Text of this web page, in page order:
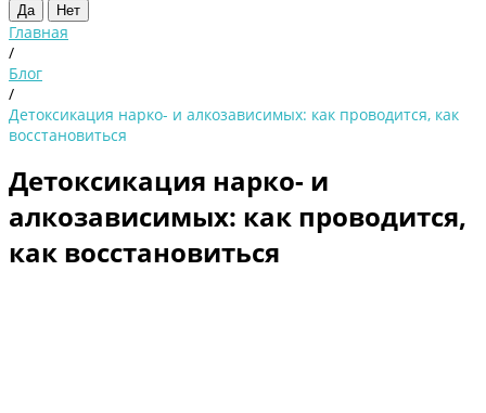
Да Нет
Главная
/
Блог
/
Детоксикация нарко- и алкозависимых: как проводится, как
восстановиться
Детоксикация нарко- и
алкозависимых: как проводится,
как восстановиться